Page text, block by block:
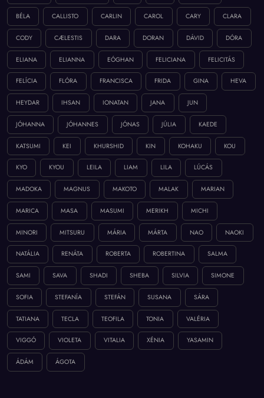
BÉLA CALLISTO CARLIN CAROL CARY CLARA
CODY CÆLESTIS DARA DORAN DÁVID DÓRA
ELIANA ELIANNA EÓGHAN FELICIANA FELICITÁS
FELÍCIA FLÓRA FRANCISCA FRIDA GINA HEVA
HEYDAR IHSAN IONATAN JANA JUN
JÓHANNA JÓHANNES JÓNAS JÚLIA KAEDE
KATSUMI KEI KHURSHID KIN KOHAKU KOU
KYO KYOU LEILA LIAM LILA LÚCÁS
MADOKA MAGNUS MAKOTO MALAK MARIAN
MARICA MASA MASUMI MERIKH MICHI
MINORI MITSURU MÁRIA MÁRTA NAO NAOKI
NATÁLIA RENÁTA ROBERTA ROBERTINA SALMA
SAMI SAVA SHADI SHEBA SILVIA SIMONE
SOFIA STEFANÍA STEFÁN SUSANA SÁRA
TATIANA TECLA TEOFILA TONIA VALÉRIA
VIGGÓ VIOLETA VITALIA XÉNIA YASAMIN
ÁDÁM ÁGOTA